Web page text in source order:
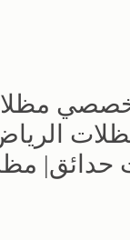
معرض
حدائق|